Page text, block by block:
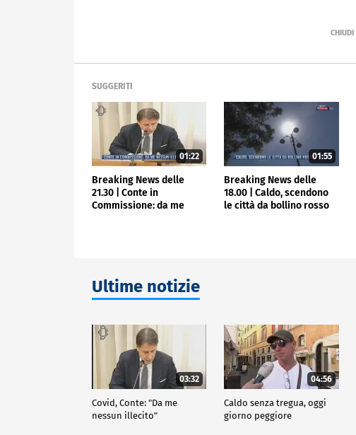
SUGGERITI
01:22
Breaking News delle
21.30 | Conte in
Commissione: da me
01:55
Breaking News delle
18.00 | Caldo, scendono
le città da bollino rosso
Ultime notizie
03:32
Covid, Conte: "Da me
nessun illecito"
04:56
Caldo senza tregua, oggi
giorno peggiore